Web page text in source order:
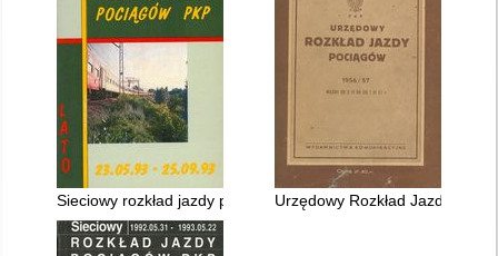
Sieciowy rozkład jazdy pociągów PKP ważny 23.V.1993 -
Urzędowy Rozkład Jazdy